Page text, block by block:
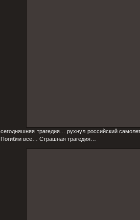
сегодняшняя трагедия… рухнул российский
Погибли все… Страшная трагедия…